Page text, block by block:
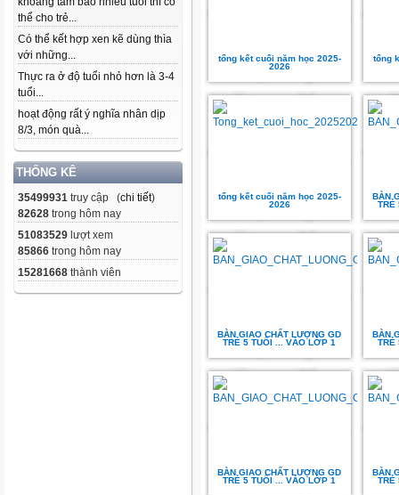
thể cho trẻ...
Có thể kết hợp xen kẽ dùng thìa
với những...
Thực ra ở độ tuổi nhỏ hơn là 3-4
tuổi...
hoạt động rất ý nghĩa nhân dịp
8/3, món quà...
THỐNG KÊ
35499931 truy cập (chi tiết)
82628 trong hôm nay
51083529 lượt xem
85866 trong hôm nay
15281668 thành viên
tổng kết cuối năm học 2025-
2026
tổng
tổng kết cuối năm học 2025-
2026
BÀN
TRẺ
BÀN GIAO CHẤT LƯỢNG GD
TRẺ 5 TUỔI ... VÀO LỚP 1
BÀN
TRẺ
BÀN GIAO CHẤT LƯỢNG GD
TRẺ 5 TUỔI ... VÀO LỚP 1
BÀN
TRẺ